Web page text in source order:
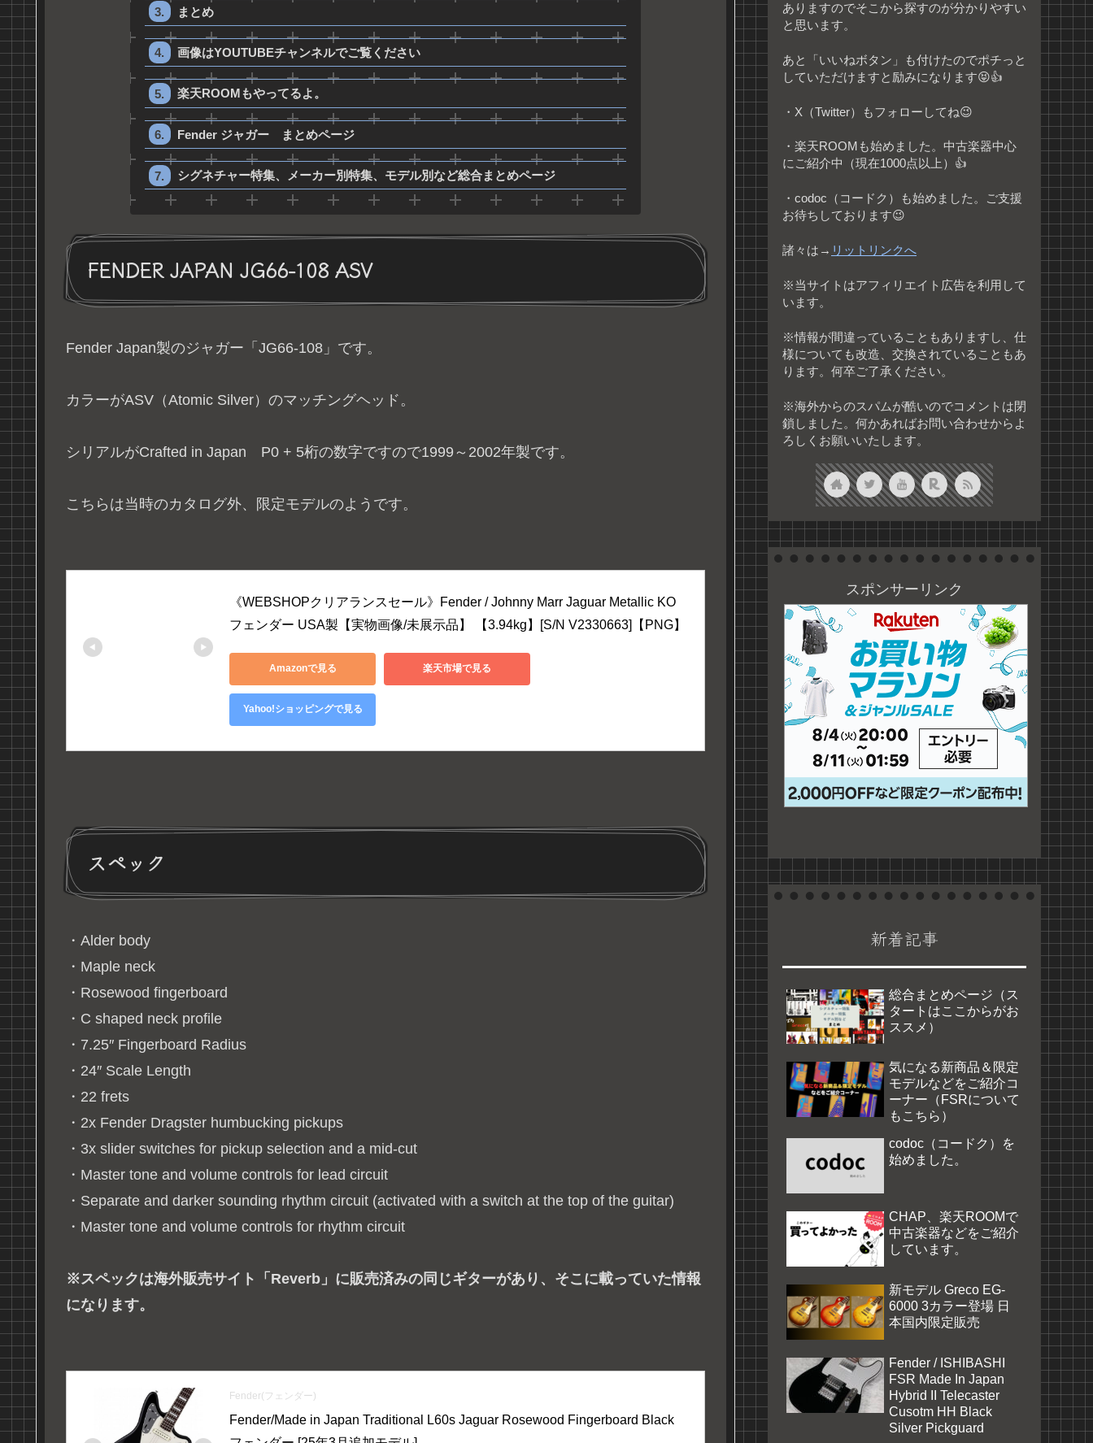
まとめ
画像はYOUTUBEチャンネルでご覧ください
楽天ROOMもやってるよ。
Fender ジャガー まとめページ
シグネチャー特集、メーカー別特集、モデル別など総合まとめページ
FENDER JAPAN JG66-108 ASV
Fender Japan製のジャガー「JG66-108」です。
カラーがASV（Atomic Silver）のマッチングヘッド。
シリアルがCrafted in Japan P0 + 5桁の数字ですので1999～2002年製です。
こちらは当時のカタログ外、限定モデルのようです。
《WEBSHOPクリアランスセール》Fender / Johnny Marr Jaguar Metallic KO
フェンダー USA製【実物画像/未展示品】 【3.94kg】[S/N V2330663]【PNG】
Amazonで見る 楽天市場で見る
Yahoo!ショッピングで見る
スペック
・Alder body
・Maple neck
・Rosewood fingerboard
・C shaped neck profile
・7.25″ Fingerboard Radius
・24″ Scale Length
・22 frets
・2x Fender Dragster humbucking pickups
・3x slider switches for pickup selection and a mid-cut
・Master tone and volume controls for lead circuit
・Separate and darker sounding rhythm circuit (activated with a switch at the top of the guitar)
・Master tone and volume controls for rhythm circuit
※スペックは海外販売サイト「Reverb」に販売済みの同じギターがあり、そこに載っていた情報
になります。
Fender(フェンダー)
Fender/Made in Japan Traditional L60s Jaguar Rosewood Fingerboard Black
ありますのでそこから探すのが分かりやすい
と思います。
あと「いいねボタン」も付けたのでポチっと
していただけますと励みになります😝👍
・X（Twitter）もフォローしてね😉
・楽天ROOMも始めました。中古楽器中心
にご紹介中（現在1000点以上）👍
・codoc（コードク）も始めました。ご支援
お待ちしております😉
諸々は→ リットリンクへ
※当サイトはアフィリエイト広告を利用して
います。
※情報が間違っていることもありますし、仕
様についても改造、交換されていることもあ
ります。何卒ご了承ください。
※海外からのスパムが酷いのでコメントは閉
鎖しました。何かあればお問い合わせからよ
ろしくお願いいたします。
スポンサーリンク
新着記事
総合まとめページ（ス
タートはここからがお
ススメ）
気になる新商品＆限定
モデルなどをご紹介コ
ーナー（FSRについて
もこちら）
codoc（コードク）を
始めました。
CHAP、楽天ROOMで
中古楽器などをご紹介
しています。
新モデル Greco EG-
6000 3カラー登場 日
本国内限定販売
Fender / ISHIBASHI
FSR Made In Japan
Hybrid II Telecaster
Cusotm HH Black
Silver Pickguard